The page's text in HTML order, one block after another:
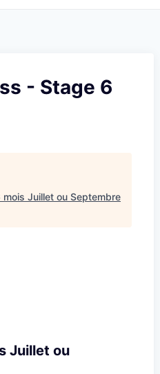
- Stage 6
Juillet ou Septembre
Juillet ou